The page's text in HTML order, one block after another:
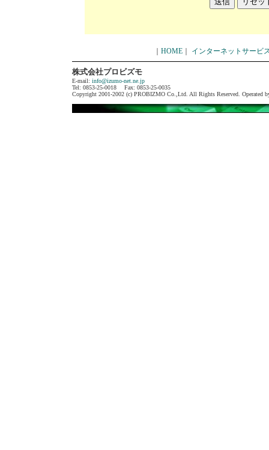
HOME インターネットサービ
株式会社プロビズモ
E-mail: info@izumo-net.ne.jp
Tel: 0853-25-0018 Fax: 0853-25-0035
Copyright 2001-2002 (c) PROBIZMO Co.,Ltd. All Rights Reserved. Operated